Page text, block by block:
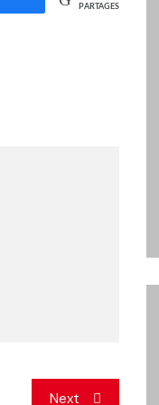
PARTAGES
Next